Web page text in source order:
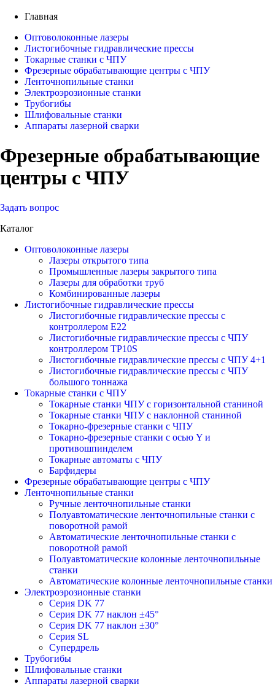
Главная
Оптоволоконные лазеры
Листогибочные гидравлические прессы
Токарные станки с ЧПУ
Фрезерные обрабатывающие центры с ЧПУ
Ленточнопильные станки
Электроэрозионные станки
Трубогибы
Шлифовальные станки
Аппараты лазерной сварки
Фрезерные обрабатывающие
центры с ЧПУ
Задать вопрос
Каталог
Оптоволоконные лазеры
Лазеры открытого типа
Промышленные лазеры закрытого типа
Лазеры для обработки труб
Комбинированные лазеры
Листогибочные гидравлические прессы
Листогибочные гидравлические прессы с
контроллером E22
Листогибочные гидравлические прессы с ЧПУ
контроллером TP10S
Листогибочные гидравлические прессы с ЧПУ 4+1
Листогибочные гидравлические прессы с ЧПУ
большого тоннажа
Токарные станки с ЧПУ
Токарные станки ЧПУ с горизонтальной станиной
Токарные станки ЧПУ с наклонной станиной
Токарно-фрезерные станки с ЧПУ
Токарно-фрезерные станки с осью Y и
противошпинделем
Токарные автоматы с ЧПУ
Барфидеры
Фрезерные обрабатывающие центры с ЧПУ
Ленточнопильные станки
Ручные ленточнопильные станки
Полуавтоматические ленточнопильные станки с
поворотной рамой
Автоматические ленточнопильные станки с
поворотной рамой
Полуавтоматические колонные ленточнопильные
станки
Автоматические колонные ленточнопильные станки
Электроэрозионные станки
Серия DK 77
Серия DK 77 наклон ±45°
Серия DK 77 наклон ±30°
Серия SL
Супердрель
Трубогибы
Шлифовальные станки
Аппараты лазерной сварки